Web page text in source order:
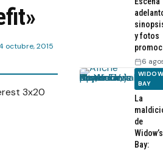
octubre, 2015
y fotos
6
BAY
La
de
Widow’s
Bay: